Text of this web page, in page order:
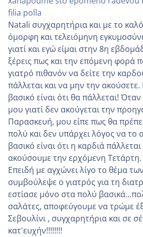
filia polla
Natali συγχαρητήρια και με το
όμορφη και τελειόμηνη
γιατί και εγώ είμαι στην 8η
ξέρεις πως και την επόμενη φορά
γιατρό πιθανόν να δείτε την
πάλλεται και να μην την
βασικό είναι ότι θα πάλλεται!
μου γιατί δεν ακούγεται την
Παρασκευή, μου είπε πως θα
πολύ και δεν υπάρχει λόγος να το
βασικό είναι ότι η καρδιά
ακούσουμε την ερχόμενη Τετάρτη.
Επειδή με αγχώνει λίγο το θέμα
συμβούλεψε ο γιατρός για τη
εστίασε μόνο στα πολύ
σαλάτες, αποφεύγουμε να τρώμε
Σεβουλίνι , συγχαρητήρια και σε
κατ'ευχήν!!!!!!!!